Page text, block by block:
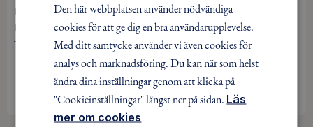
Höstpaddling till Bullerö med boende på gästhemmet,
bastu och middag
Täby-Vallentuna-Vaxholm / Pågår mellan 26 sep - 27 sep
BOKA
Den här webbplatsen använder nödvändiga
cookies för att ge dig en bra användarupplevelse.
Med ditt samtycke använder vi även cookies för
analys och marknadsföring. Du kan när som helst
ändra dina inställningar genom att klicka på
"Cookieinställningar" längst ner på sidan. Läs
mer om cookies